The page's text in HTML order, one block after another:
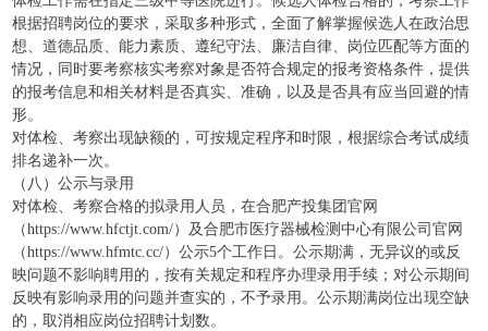
根据招聘岗位的要求，采取多种形式，全面了解掌握候选人在政治思
想、道德品质、能力素质、遵纪守法、廉洁自律、岗位匹配等方面的
情况，同时要考察核实考察对象是否符合规定的报考资格条件，提供
的报考信息和相关材料是否真实、准确，以及是否具有应当回避的情
形。
对体检、考察出现缺额的，可按规定程序和时限，根据综合考试成绩
排名递补一次。
（八）公示与录用
对体检、考察合格的拟录用人员，在合肥产投集团官网
（https://www.hfctjt.com/）及合肥市医疗器械检测中心有限公司官网
（https://www.hfmtc.cc/）公示5个工作日。公示期满，无异议的或反
映问题不影响聘用的，按有关规定和程序办理录用手续；对公示期间
反映有影响录用的问题并查实的，不予录用。公示期满岗位出现空缺
的，取消相应岗位招聘计划数。